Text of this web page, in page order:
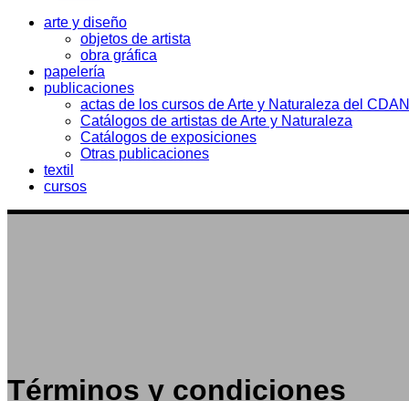
arte y diseño
objetos de artista
obra gráfica
papelería
publicaciones
actas de los cursos de Arte y Naturaleza del CDAN
Catálogos de artistas de Arte y Naturaleza
Catálogos de exposiciones
Otras publicaciones
textil
cursos
Términos y condiciones